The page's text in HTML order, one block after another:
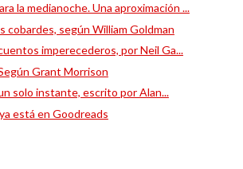
la medianoche. Una aproximación ...
cobardes, según William Goldman
imperecederos, por Neil Ga...
Grant Morrison
solo instante, escrito por Alan...
está en Goodreads